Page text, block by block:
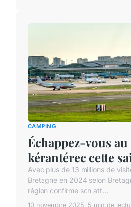
CAMPING
Échappez-vous
kérantérec cette
Avec plus de 13 millions de
Bretagne en 2024 selon
région confirme son att...
10 novembre 2025 5 min de